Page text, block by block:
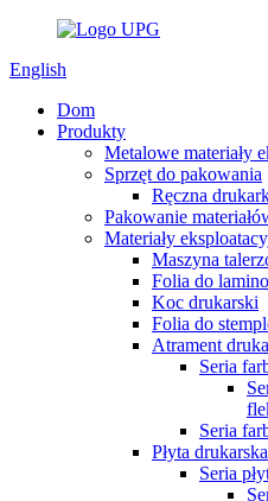
English
Dom
Produkty
Metalowe materiały
Sprzęt do pakowania
Ręczna
Pakowanie
Materiały
Maszyna
Folia do
Koc drukarski
Folia do
Atrament
Seria
Seria
Płyta drukarska
Seria